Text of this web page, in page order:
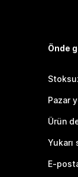
Önde
Pazar
Ürün
Yukarı
E-